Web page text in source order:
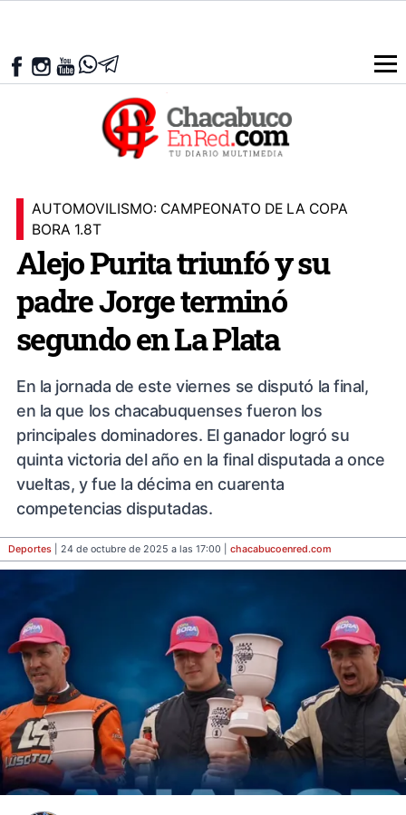
AUTOMOVILISMO: CAMPEONATO DE LA COPA
BORA 1.8T
Alejo Purita triunfó y su
padre Jorge terminó
segundo en La Plata
En la jornada de este viernes se disputó la final,
en la que los chacabuquenses fueron los
principales dominadores. El ganador logró su
quinta victoria del año en la final disputada a once
vueltas, y fue la décima en cuarenta
competencias disputadas.
Deportes | 24 de octubre de 2025 a las 17:00 | chacabucoenred.com